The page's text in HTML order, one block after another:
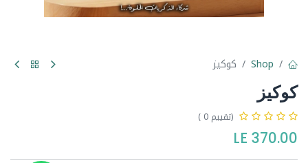
Shop كوكيز
كوكيز
(تقييم 0 )
370.00